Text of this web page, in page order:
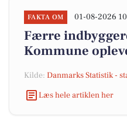
FAKTA OM 01-08-2026
Færre
Kommune
Kilde: Danmarks Statistik -
Læs hele artiklen her